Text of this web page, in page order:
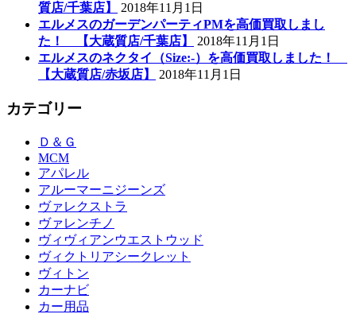
質店/千葉店】
2018年11月1日
エルメスのガーデンパーティPMを高価買取しまし
た！ 【大蔵質店/千葉店】
2018年11月1日
エルメスのネクタイ（Size:-）を高価買取しました！
【大蔵質店/赤坂店】
2018年11月1日
カテゴリー
Ｄ＆Ｇ
MCM
アパレル
アルーマーニジーンズ
ヴァレクストラ
ヴァレンチノ
ヴィヴィアンウエストウッド
ヴィクトリアシークレット
ヴィトン
カーナビ
カー用品